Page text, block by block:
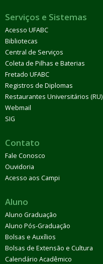
Serviços e Sistemas
Acesso UFABC
Bibliotecas
Central de Serviços
Coleta de Pilhas e Baterias
Fretado UFABC
Registros de Diplomas
Restaurantes Universitários (RU)
Webmail
SIG
Contato
Fale Conosco
Ouvidoria
Acesso aos Campi
Aluno
Aluno Graduação
Aluno Pós-Graduação
Bolsas e Auxílios
Bolsas de Extensão e Cultura
Calendário Acadêmico